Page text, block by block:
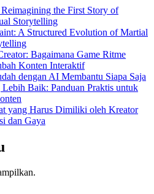
the First Story of
Storytelling
A Structured Evolution of Martial
Bagaimana Game Ritme
Konten Interaktif
dengan AI Membantu Siapa Saja
Baik: Panduan Praktis untuk
yang Harus Dimiliki oleh Kreator
dan Gaya